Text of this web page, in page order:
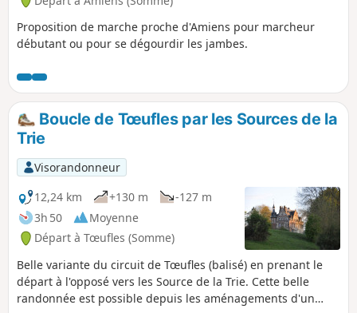
Proposition de marche proche d'Amiens pour marcheur
débutant ou pour se dégourdir les jambes.
Boucle de Tœufles par les Sources de la
Trie
Visorandonneur
12,24 km
+130 m
-127 m
3h 50
Moyenne
Départ à Tœufles (Somme)
Belle variante du circuit de Tœufles (balisé) en prenant le
départ à l'opposé vers les Source de la Trie. Cette belle
randonnée est possible depuis les aménagements d'un